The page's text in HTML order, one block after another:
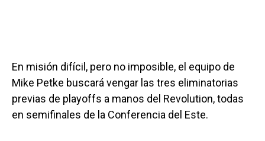
En misión difícil, pero no imposible, el equipo de
Mike Petke buscará vengar las tres eliminatorias
previas de playoffs a manos del Revolution, todas
en semifinales de la Conferencia del Este.